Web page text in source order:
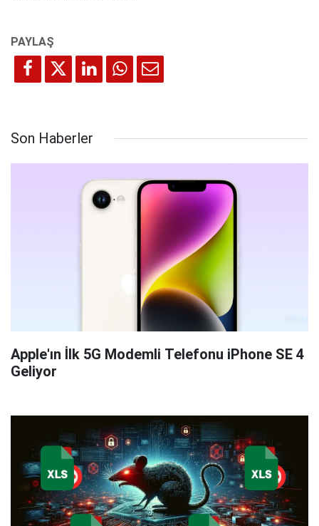
Son Haberler
Apple'ın İlk 5G Modemli Telefonu iPhone SE 4
Geliyor